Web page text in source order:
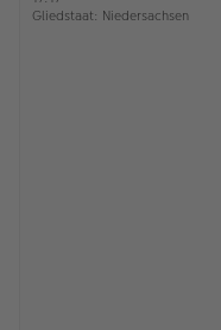
Gliedstaat: Niedersachsen